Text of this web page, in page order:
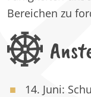
Bereichen zu
14. Juni: